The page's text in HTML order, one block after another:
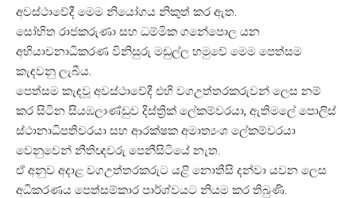
අවස්ථාවේදී මෙම නියෝගය නිකුත් කර ඇත.
සෝභිත රාජකරුණා සහ ධම්මික ගනේපොල යන
අභියාචනාධිකරණ විනිසුරු මඩුල්ල හමුවේ මෙම පෙත්සම
කැඳවනු ලැබීය.
පෙත්සම කැඳවූ අවස්ථාවේදී එහි වගඋත්තරකරුවන් ලෙස නම්
කර සිටින සියඹලාණ්ඩුව දිස්ත්‍රික් ලේකම්වරයා, ඇතිමලේ පොලිස්
ස්ථානාධිපතිවරයා සහ ආරක්ෂක අමාත්‍යංශ ලේකම්වරයා
වෙනුවෙන් නීතිඥවරු පෙනීසිටියේ නැත.
ඒ අනුව අදාළ වගඋත්තරකරුට යළි නොතීසි දන්වා යවන ලෙස
අධිකරණය පෙත්සම්කාර පාර්ශ්වයට නියම කර තිබුණි.